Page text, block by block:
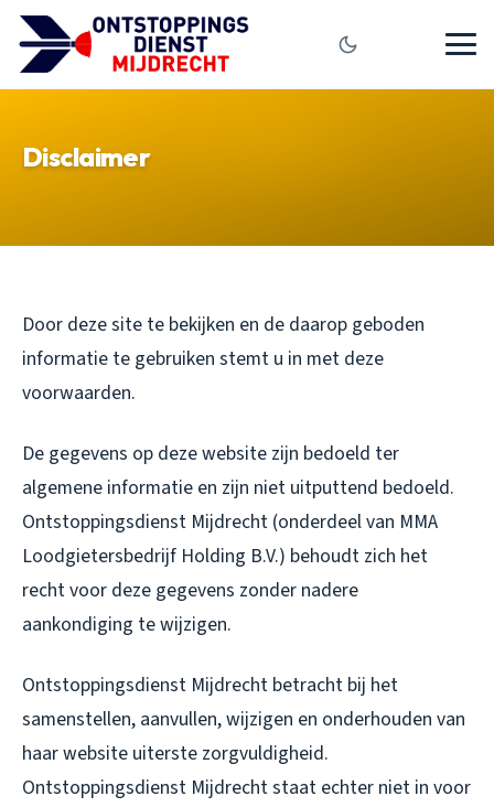
Disclaimer
Door deze site te bekijken en de daarop geboden
informatie te gebruiken stemt u in met deze
voorwaarden.
De gegevens op deze website zijn bedoeld ter
algemene informatie en zijn niet uitputtend bedoeld.
Ontstoppingsdienst Mijdrecht (onderdeel van MMA
Loodgietersbedrijf Holding B.V.) behoudt zich het
recht voor deze gegevens zonder nadere
aankondiging te wijzigen.
Ontstoppingsdienst Mijdrecht betracht bij het
samenstellen, aanvullen, wijzigen en onderhouden van
haar website uiterste zorgvuldigheid.
Ontstoppingsdienst Mijdrecht staat echter niet in voor